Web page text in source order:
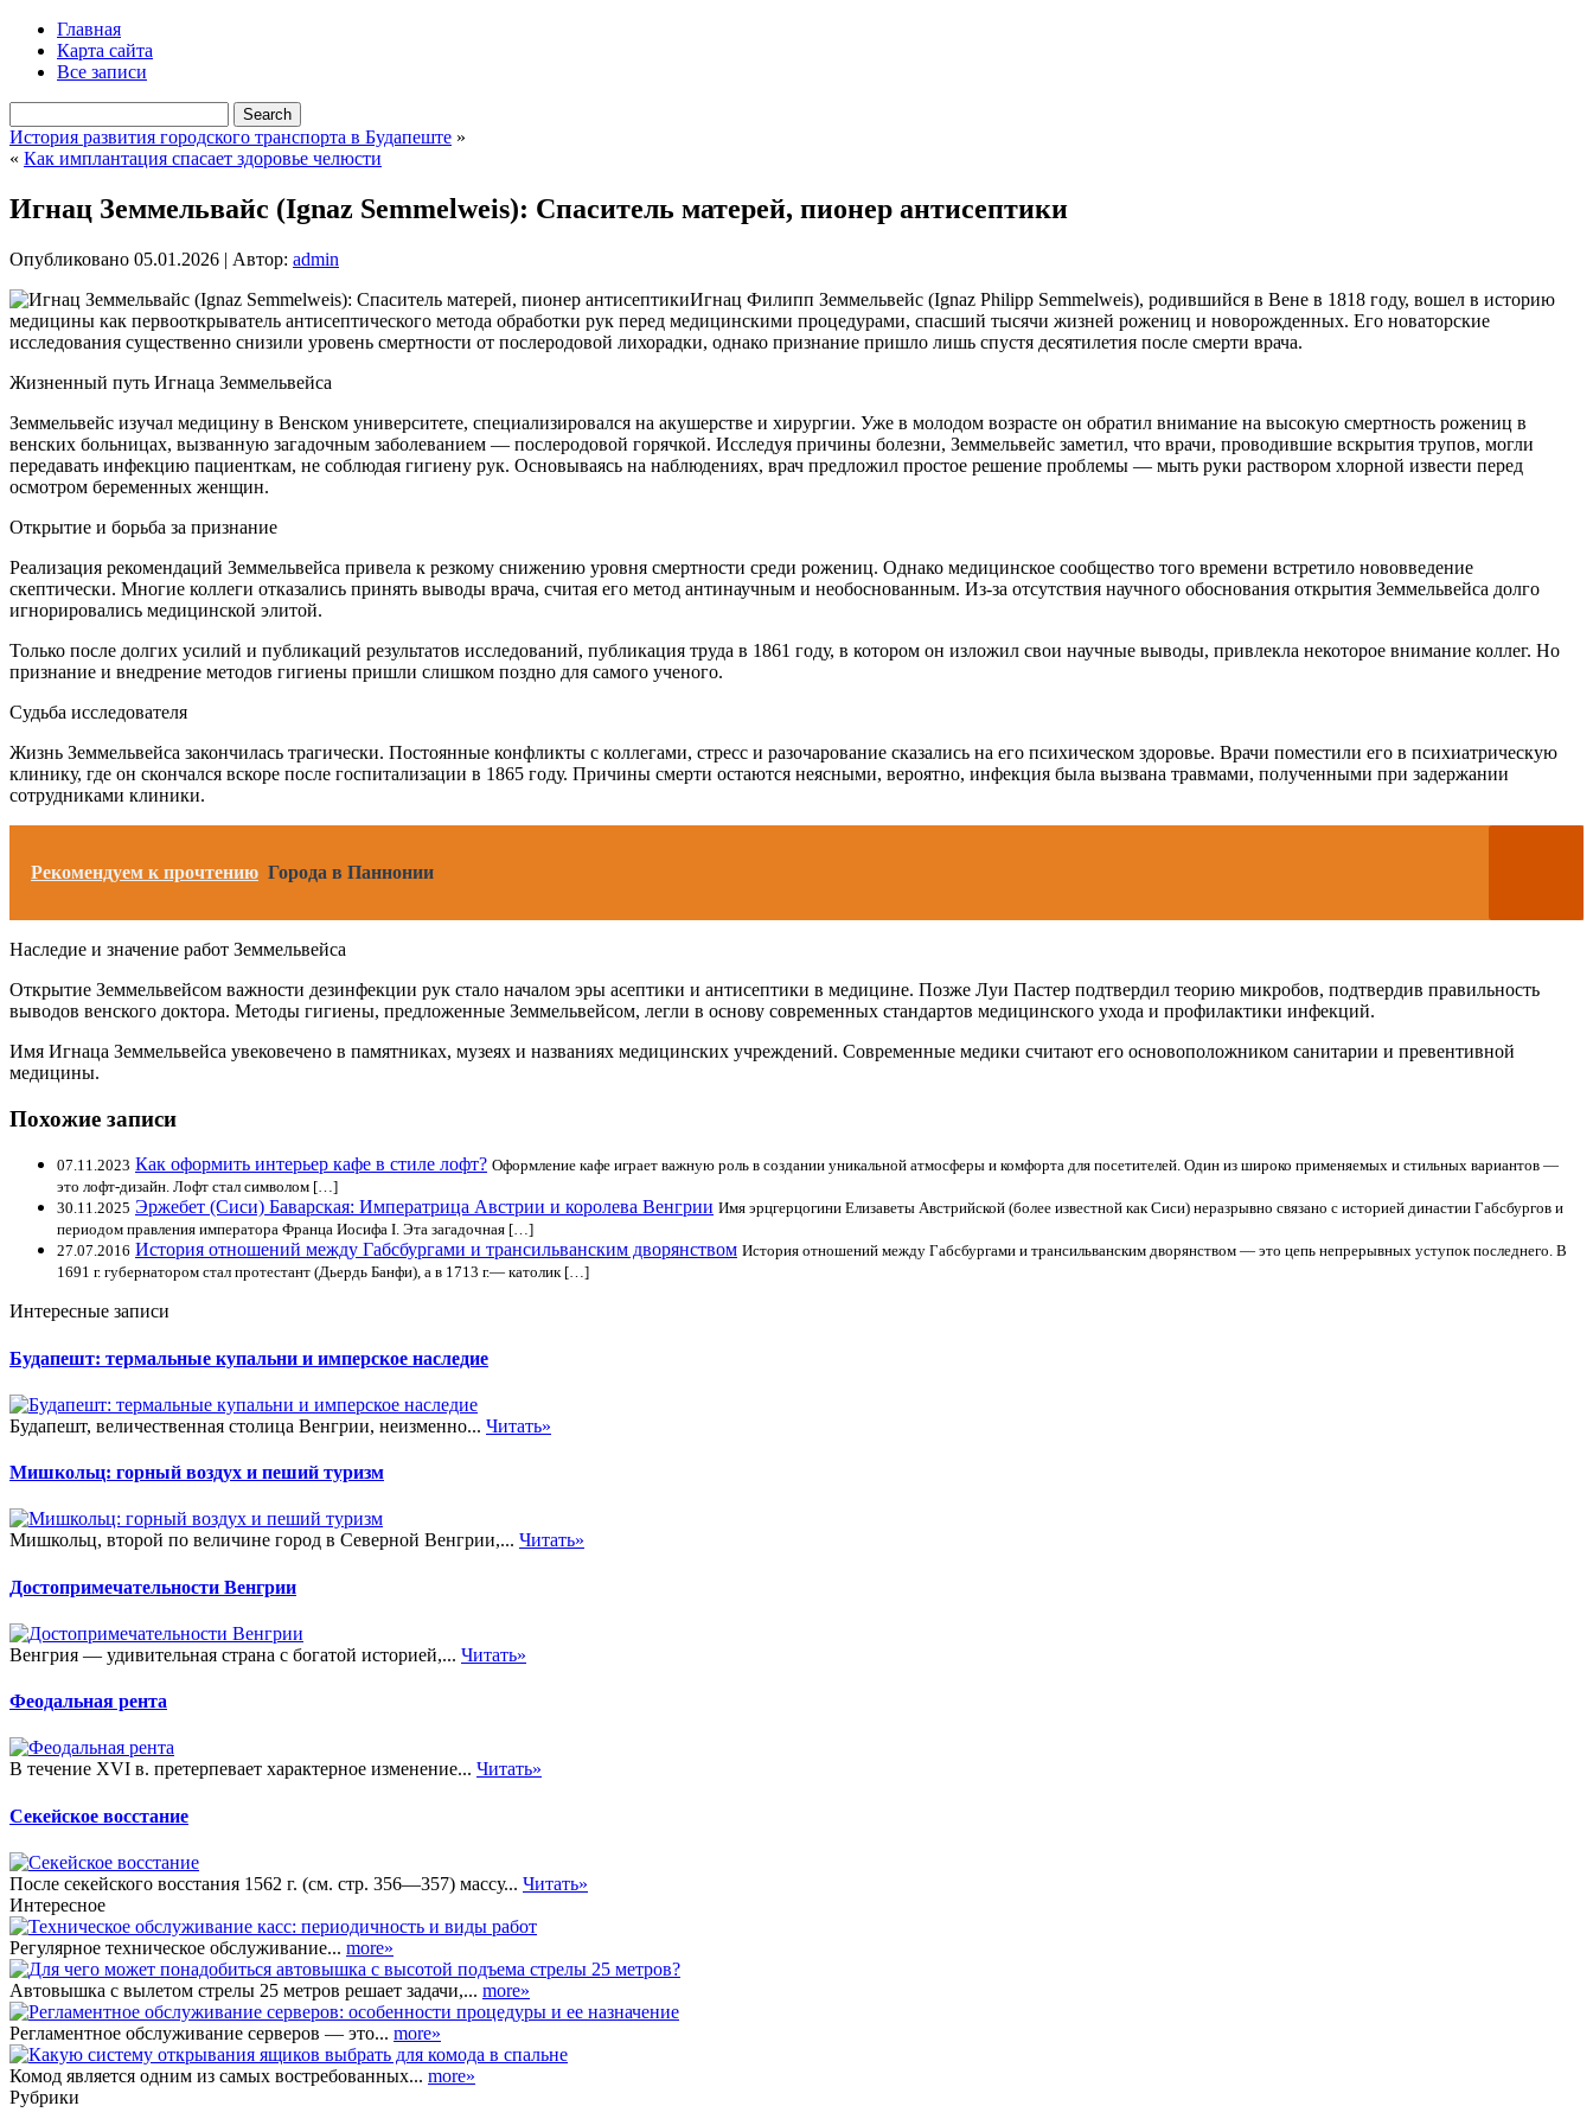
Главная
Карта сайта
Все записи
История развития городского транспорта в Будапеште »
« Как имплантация спасает здоровье челюсти
Игнац Земмельвайс (Ignaz Semmelweis): Спаситель матерей, пионер антисептики
Опубликовано 05.01.2026 | Автор: admin
Игнац Филипп Земмельвейс (Ignaz Philipp Semmelweis), родившийся в Вене в 1818 году, вошел в историю
медицины как первооткрыватель антисептического метода обработки рук перед медицинскими процедурами, спасший тысячи жизней рожениц и новорожденных. Его новаторские
исследования существенно снизили уровень смертности от послеродовой лихорадки, однако признание пришло лишь спустя десятилетия после смерти врача.
Жизненный путь Игнаца Земмельвейса
Земмельвейс изучал медицину в Венском университете, специализировался на акушерстве и хирургии. Уже в молодом возрасте он обратил внимание на высокую смертность рожениц в
венских больницах, вызванную загадочным заболеванием — послеродовой горячкой. Исследуя причины болезни, Земмельвейс заметил, что врачи, проводившие вскрытия трупов, могли
передавать инфекцию пациенткам, не соблюдая гигиену рук. Основываясь на наблюдениях, врач предложил простое решение проблемы — мыть руки раствором хлорной извести перед
осмотром беременных женщин.
Открытие и борьба за признание
Реализация рекомендаций Земмельвейса привела к резкому снижению уровня смертности среди рожениц. Однако медицинское сообщество того времени встретило нововведение
скептически. Многие коллеги отказались принять выводы врача, считая его метод антинаучным и необоснованным. Из-за отсутствия научного обоснования открытия Земмельвейса долго
игнорировались медицинской элитой.
Только после долгих усилий и публикаций результатов исследований, публикация труда в 1861 году, в котором он изложил свои научные выводы, привлекла некоторое внимание коллег. Но
признание и внедрение методов гигиены пришли слишком поздно для самого ученого.
Судьба исследователя
Жизнь Земмельвейса закончилась трагически. Постоянные конфликты с коллегами, стресс и разочарование сказались на его психическом здоровье. Врачи поместили его в психиатрическую
клинику, где он скончался вскоре после госпитализации в 1865 году. Причины смерти остаются неясными, вероятно, инфекция была вызвана травмами, полученными при задержании
сотрудниками клиники.
Рекомендуем к прочтению Города в Паннонии
Наследие и значение работ Земмельвейса
Открытие Земмельвейсом важности дезинфекции рук стало началом эры асептики и антисептики в медицине. Позже Луи Пастер подтвердил теорию микробов, подтвердив правильность
выводов венского доктора. Методы гигиены, предложенные Земмельвейсом, легли в основу современных стандартов медицинского ухода и профилактики инфекций.
Имя Игнаца Земмельвейса увековечено в памятниках, музеях и названиях медицинских учреждений. Современные медики считают его основоположником санитарии и превентивной
медицины.
Похожие записи
07.11.2023 Как оформить интерьер кафе в стиле лофт? Оформление кафе играет важную роль в создании уникальной атмосферы и комфорта для посетителей. Один из широко применяемых и стильных вариантов —
это лофт-дизайн. Лофт стал символом […]
30.11.2025 Эржебет (Сиси) Баварская: Императрица Австрии и королева Венгрии Имя эрцгерцогини Елизаветы Австрийской (более известной как Сиси) неразрывно связано с историей династии Габсбургов и
периодом правления императора Франца Иосифа I. Эта загадочная […]
27.07.2016 История отношений между Габсбургами и трансильванским дворянством История отношений между Габсбургами и трансильванским дворянством — это цепь непрерывных уступок последнего. В
1691 г. губернатором стал протестант (Дьердь Банфи), а в 1713 г.— католик […]
Интересные записи
Будапешт: термальные купальни и имперское наследие
Будапешт, величественная столица Венгрии, неизменно... Читать»
Мишкольц: горный воздух и пеший туризм
Мишкольц, второй по величине город в Северной Венгрии,... Читать»
Достопримечательности Венгрии
Венгрия — удивительная страна с богатой историей,... Читать»
Феодальная рента
В течение XVI в. претерпевает характерное изменение... Читать»
Секейское восстание
После секейского восстания 1562 г. (см. стр. 356—357) массу... Читать»
Интересное
Регулярное техническое обслуживание... more»
Автовышка с вылетом стрелы 25 метров решает задачи,... more»
Регламентное обслуживание серверов — это... more»
Комод является одним из самых востребованных... more»
Рубрики